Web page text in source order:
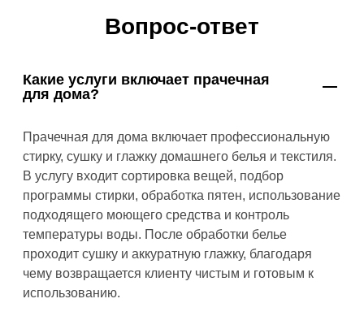
Вопрос-ответ
Какие услуги включает прачечная
для дома?
Прачечная для дома включает профессиональную
стирку, сушку и глажку домашнего белья и текстиля.
В услугу входит сортировка вещей, подбор
программы стирки, обработка пятен, использование
подходящего моющего средства и контроль
температуры воды. После обработки белье
проходит сушку и аккуратную глажку, благодаря
чему возвращается клиенту чистым и готовым к
использованию.